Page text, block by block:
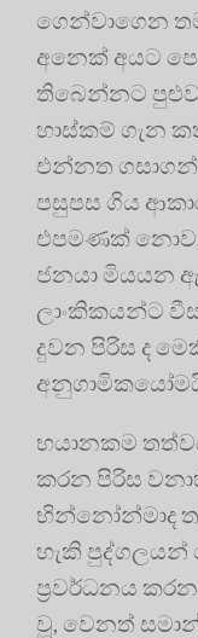
ගෙන්වාගෙන
අනෙක් අයට
තිබෙන්නට
හාස්කම් ගැන
එන්නත
පසුපස ගිය
එපමණක් නොව,
ජනයා මියයන
ලාංකිකයන්ට
දුවන පිරිස ද
භයානකම
කරන පිරිස
භින්නෝන්මාද
හැකි පුද්ගලයන්
ප්‍රවර්ධනය
වූ, වෙනත්